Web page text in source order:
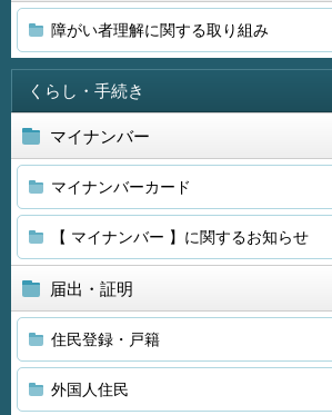
障がい者理解に関する取り組み
くらし・手続き
マイナンバー
マイナンバーカード
【 マイナンバー 】に関するお知らせ
届出・証明
住民登録・戸籍
外国人住民